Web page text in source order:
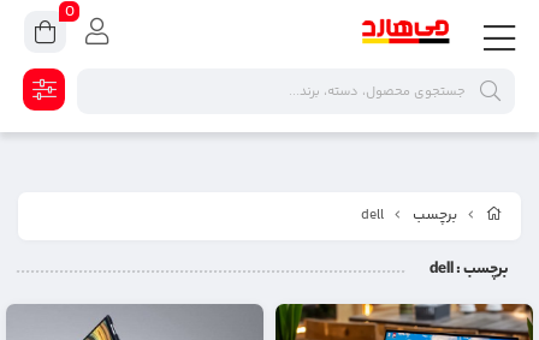
برچسب dell
برچسب: dell
0